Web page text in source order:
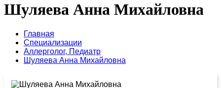
Шуляева Анна Михайловна
Главная
Специализации
Аллерголог, Педиатр
Шуляева Анна Михайловна